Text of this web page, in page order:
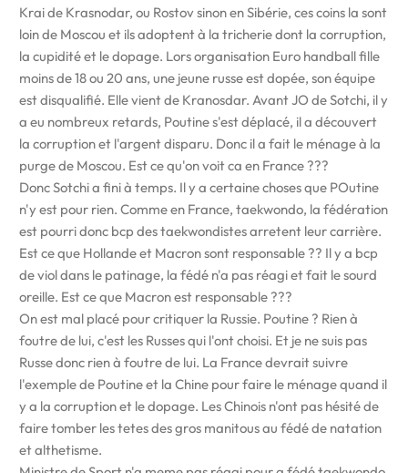
Krai de Krasnodar, ou Rostov sinon en Sibérie, ces coins la sont
loin de Moscou et ils adoptent à la tricherie dont la corruption,
la cupidité et le dopage. Lors organisation Euro handball fille
moins de 18 ou 20 ans, une jeune russe est dopée, son équipe
est disqualifié. Elle vient de Kranosdar. Avant JO de Sotchi, il y
a eu nombreux retards, Poutine s'est déplacé, il a découvert
la corruption et l'argent disparu. Donc il a fait le ménage à la
purge de Moscou. Est ce qu'on voit ca en France ???
Donc Sotchi a fini à temps. Il y a certaine choses que POutine
n'y est pour rien. Comme en France, taekwondo, la fédération
est pourri donc bcp des taekwondistes arretent leur carrière.
Est ce que Hollande et Macron sont responsable ?? Il y a bcp
de viol dans le patinage, la fédé n'a pas réagi et fait le sourd
oreille. Est ce que Macron est responsable ???
On est mal placé pour critiquer la Russie. Poutine ? Rien à
foutre de lui, c'est les Russes qui l'ont choisi. Et je ne suis pas
Russe donc rien à foutre de lui. La France devrait suivre
l'exemple de Poutine et la Chine pour faire le ménage quand il
y a la corruption et le dopage. Les Chinois n'ont pas hésité de
faire tomber les tetes des gros manitous au fédé de natation
et althetisme.